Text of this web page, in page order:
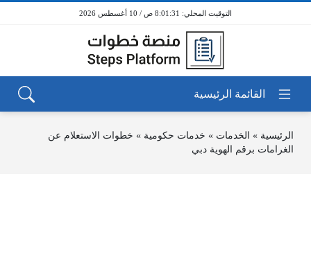
8:01:31 ص / 10 أغسطس 2026
الرئيسية » الخدمات » خدمات حكومية » خطوات الاستعلام عن
الغرامات برقم الهوية دبي